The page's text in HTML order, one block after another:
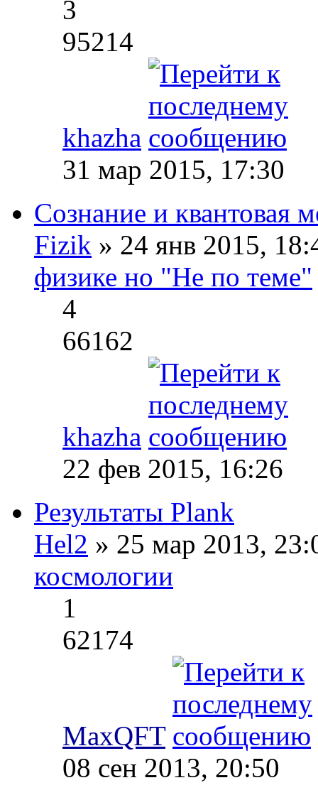
3
95214
khazha
31 мар 2015, 17:30
Сознание и квантовая
Fizik » 24 янв 2015,
физике но "Не по теме"
4
66162
khazha
22 фев 2015, 16:26
Результаты Plank
Hel2 » 25 мар 2013,
космологии
1
62174
MaxQFT
08 сен 2013, 20:50